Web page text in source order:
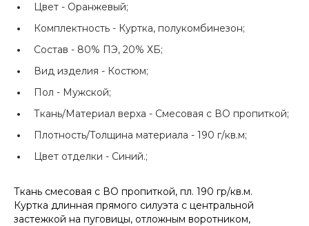
Цвет - Оранжевый;
Комплектность - Куртка, полукомбинезон;
Состав - 80% ПЭ, 20% ХБ;
Вид изделия - Костюм;
Пол - Мужской;
Ткань/Материал верха - Смесовая с ВО пропиткой;
Плотность/Толщина материала - 190 г/кв.м;
Цвет отделки - Синий.;
Ткань смесовая с ВО пропиткой, пл. 190 гр/кв.м.
Куртка длинная прямого силуэта с центральной
застежкой на пуговицы, отложным воротником,